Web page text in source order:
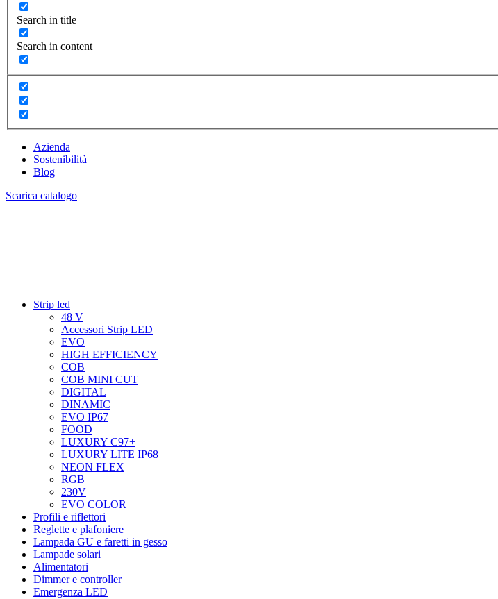
Search in title
Search in content
Azienda
Sostenibilità
Blog
Scarica catalogo
Strip led
48 V
Accessori Strip LED
EVO
HIGH EFFICIENCY
COB
COB MINI CUT
DIGITAL
DINAMIC
EVO IP67
FOOD
LUXURY C97+
LUXURY LITE IP68
NEON FLEX
RGB
230V
EVO COLOR
Profili e riflettori
Reglette e plafoniere
Lampada GU e faretti in gesso
Lampade solari
Alimentatori
Dimmer e controller
Emergenza LED